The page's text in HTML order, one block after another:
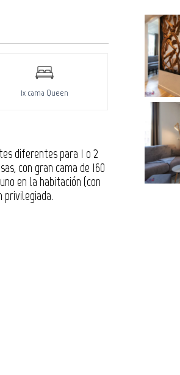
1x cama Queen
diferentes para 1 o 2
con gran cama de 160
en la habitación (con